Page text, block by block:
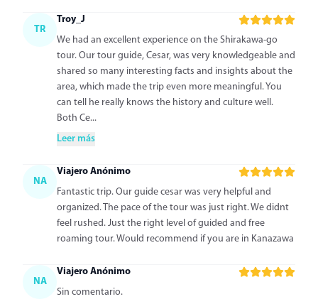
TR
Troy_J
We had an excellent experience on the Shirakawa-go
tour. Our tour guide, Cesar, was very knowledgeable and
shared so many interesting facts and insights about the
area, which made the trip even more meaningful. You
can tell he really knows the history and culture well.
Both Ce...
Leer más
NA
Viajero Anónimo
Fantastic trip. Our guide cesar was very helpful and
organized. The pace of the tour was just right. We didnt
feel rushed. Just the right level of guided and free
roaming tour. Would recommend if you are in Kanazawa
NA
Viajero Anónimo
Sin comentario.